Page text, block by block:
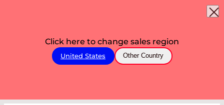
Click here to change sales region
United States Other Country